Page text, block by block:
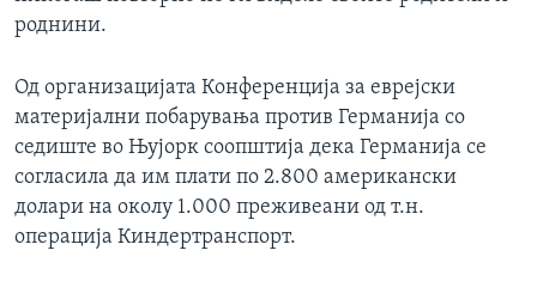
роднини.
Од организацијата Конференција за еврејски
материјални побарувања против Германија со
седиште во Њујорк соопштија дека Германија се
согласила да им плати по 2.800 американски
долари на околу 1.000 преживеани од т.н.
операција Киндертранспорт.